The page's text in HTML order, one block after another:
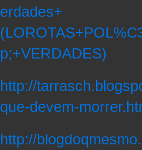
erdades+
p;+VERDADES)
http://
que-devem-
http://